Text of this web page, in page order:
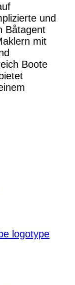
und
Båtagent
mit
Boote